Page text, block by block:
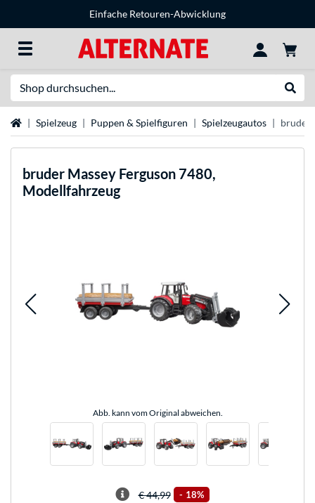
Einfache Retouren-Abwicklung
StartseiteSpielzeug Puppen & Spielfiguren Spielzeugautos bruder
bruder Massey Ferguson 7480,
Modellfahrzeug
Abb. kann vom Original abweichen.
€ 44,99 - 18%